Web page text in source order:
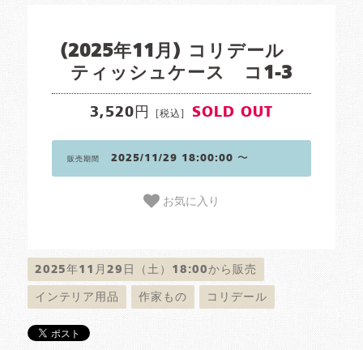
(2025年11月) コリデール
ティッシュケース コ1-3
3,520円 [税込] SOLD OUT
販売期間 2025/11/29 18:00:00 〜
お気に入り
2025年11月29日（土）18:00から販売
インテリア用品 作家もの コリデール